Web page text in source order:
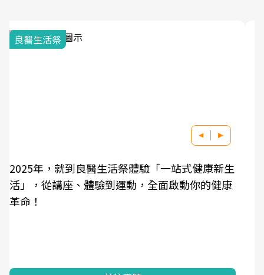
我與健康韌性的距離
良醫健康網從「換季的身體變化」出發，透過醫
學觀點與日常感受的對話，建立對亞健康的認
知，進而引導實際的改善行動。